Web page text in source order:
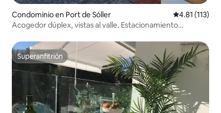
Condominio en Port de Sóller Calificación
4.81 (113)
Acogedor dúplex, vistas al valle. Estacionamiento
Superanfitrión
Superanfitrión